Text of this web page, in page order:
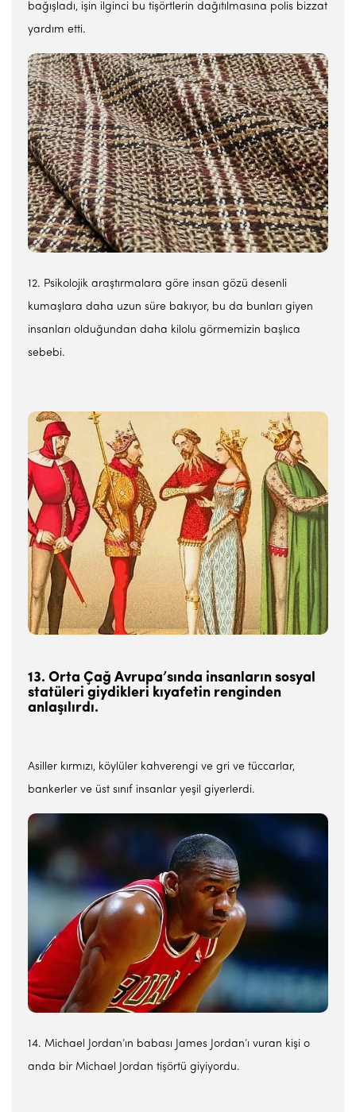
bağışladı, işin ilginci bu tişörtlerin dağıtılmasına polis bizzat
yardım etti.
12. Psikolojik araştırmalara göre insan gözü desenli
kumaşlara daha uzun süre bakıyor, bu da bunları giyen
insanları olduğundan daha kilolu görmemizin başlıca
sebebi.
13. Orta Çağ Avrupa’sında insanların sosyal
statüleri giydikleri kıyafetin renginden
anlaşılırdı.
Asiller kırmızı, köylüler kahverengi ve gri ve tüccarlar,
bankerler ve üst sınıf insanlar yeşil giyerlerdi.
14. Michael Jordan’ın babası James Jordan’ı vuran kişi o
anda bir Michael Jordan tişörtü giyiyordu.